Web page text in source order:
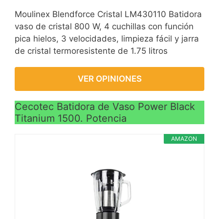
proteínas, comida
suplementaria para
bebés.
SEGURIDAD Y SALUD:
PP+ABS no tóxico de
ecológico, libre de BPA,
con fondo de silicona,
antideslizante y
magnético seguro, que
funciona solo cuando el
interruptor, ultrasegura
Moulinex Blendforce Cristal LM430110 Batidora
vaso de cristal 800 W, 4 cuchillas con función
pica hielos, 3 velocidades, limpieza fácil y jarra
de cristal termoresistente de 1.75 litros
VER OPINIONES
Cecotec Batidora de Vaso Power Black
Titanium 1500. Potencia
AMAZON